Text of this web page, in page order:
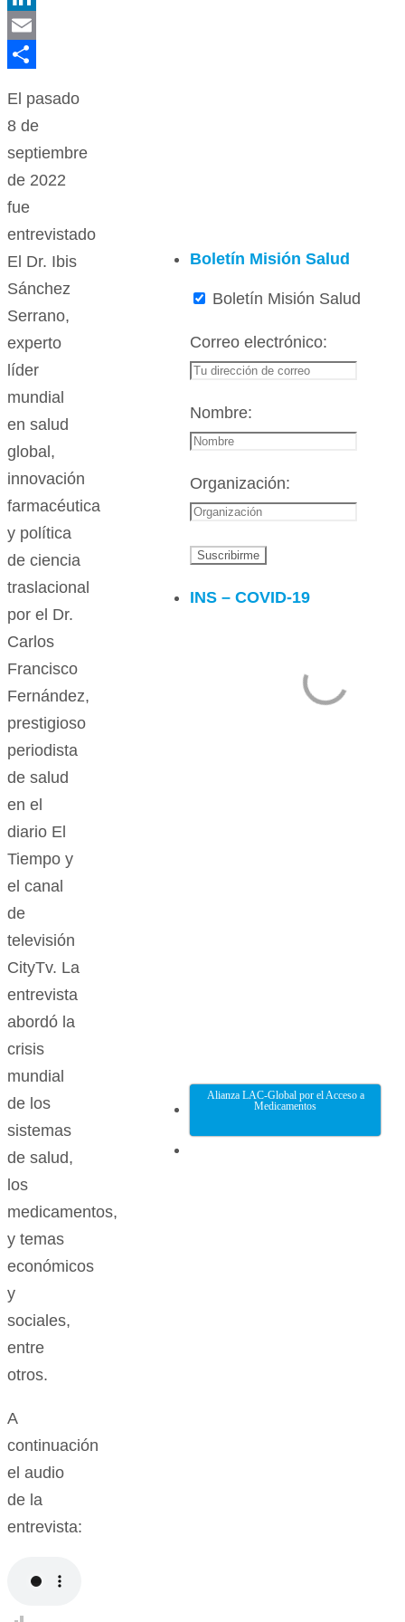
LinkedIn
Email
El pasado
8 de
septiembre
de 2022
fue
entrevistado
El Dr. Ibis
Sánchez
Serrano,
experto
líder
mundial
en salud
global,
innovación
farmacéutica
y política
de ciencia
traslacional
por el Dr.
Carlos
Francisco
Fernández,
prestigioso
periodista
de salud
en el
diario El
Tiempo y
el canal
de
televisión
CityTv. La
entrevista
abordó la
crisis
mundial
de los
sistemas
de salud,
los
medicamentos,
y temas
económicos
y
sociales,
entre
otros.
A
continuación
el audio
de la
entrevista:
Boletín Misión Salud
Boletín Misión Salud
Correo electrónico:
Nombre:
Organización:
INS – COVID-19
Alianza LAC-Global por el Acceso a
Medicamentos